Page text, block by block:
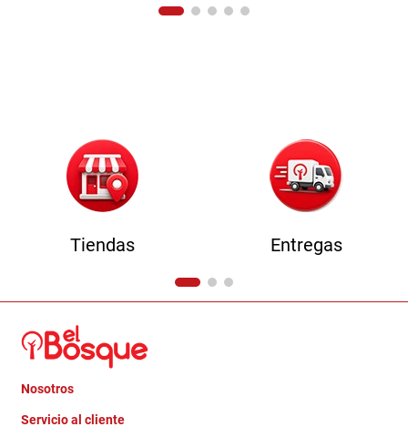
Tiendas Entregas
Nosotros
Quienes somos
Servicio al cliente